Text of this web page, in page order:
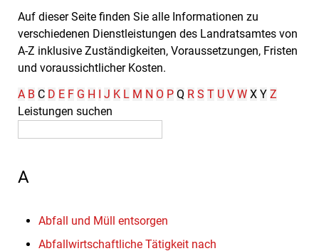
Auf dieser Seite finden Sie alle Informationen zu
verschiedenen Dienstleistungen des Landratsamtes von
A-Z inklusive Zuständigkeiten, Voraussetzungen, Fristen
und voraussichtlicher Kosten.
A B C D E F G H I J K L M N O P Q R S T U V W X Y Z
Leistungen suchen
A
Abfall und Müll entsorgen
Abfallwirtschaftliche Tätigkeit nach